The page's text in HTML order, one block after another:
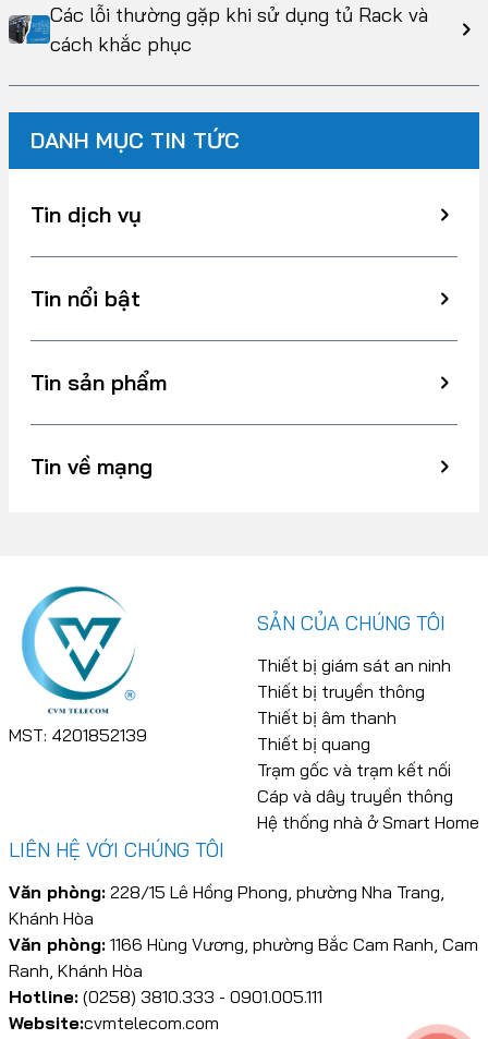
Các lỗi thường gặp khi sử dụng tủ Rack và
cách khắc phục
DANH MỤC TIN TỨC
Tin dịch vụ
Tin nổi bật
Tin sản phẩm
Tin về mạng
MST: 4201852139
SẢN CỦA CHÚNG TÔI
Thiết bị giám sát an ninh
Thiết bị truyền thông
Thiết bị âm thanh
Thiết bị quang
Trạm gốc và trạm kết nối
Cáp và dây truyền thông
Hệ thống nhà ở Smart Home
LIÊN HỆ VỚI CHÚNG TÔI
Văn phòng: 228/15 Lê Hồng Phong, phường Nha Trang,
Khánh Hòa
Văn phòng: 1166 Hùng Vương, phường Bắc Cam Ranh, Cam
Ranh, Khánh Hòa
Hotline: (0258) 3810.333 - 0901.005.111
Website:cvmtelecom.com